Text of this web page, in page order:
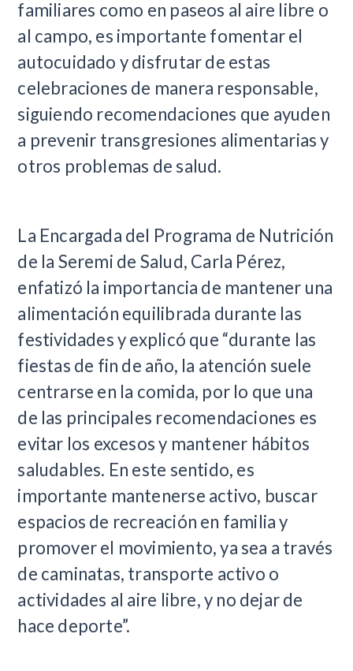
familiares como en paseos al aire libre o
al campo, es importante fomentar el
autocuidado y disfrutar de estas
celebraciones de manera responsable,
siguiendo recomendaciones que ayuden
a prevenir transgresiones alimentarias y
otros problemas de salud.
La Encargada del Programa de Nutrición
de la Seremi de Salud, Carla Pérez,
enfatizó la importancia de mantener una
alimentación equilibrada durante las
festividades y explicó que “durante las
fiestas de fin de año, la atención suele
centrarse en la comida, por lo que una
de las principales recomendaciones es
evitar los excesos y mantener hábitos
saludables. En este sentido, es
importante mantenerse activo, buscar
espacios de recreación en familia y
promover el movimiento, ya sea a través
de caminatas, transporte activo o
actividades al aire libre, y no dejar de
hace deporte”.